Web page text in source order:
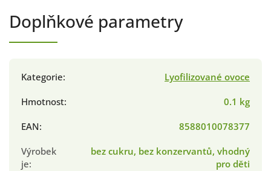
Doplňkové parametry
Kategorie:
Lyofilizované ovoce
Hmotnost:
0.1 kg
EAN:
8588010078377
Výrobek
je:
bez cukru, bez konzervantů, vhodný
pro děti